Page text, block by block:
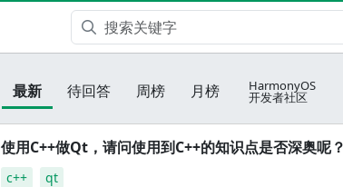
最新 待回答 周榜 月榜 HarmonyOS
开发者社区
使用C++做Qt，请问使用到C++的知识点是否深奥呢？
c++ qt